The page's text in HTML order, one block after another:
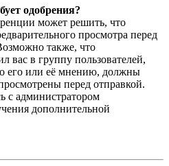
одобрения?
может решить, что
просмотра перед
также, что
вас в группу пользователей,
его или её мнению, должны
перед отправкой.
с администратором
дополнительной